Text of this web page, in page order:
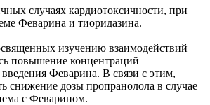
случаях кардиотоксичности, при
Феварина и тиоридазина.
изучению взаимодействий
повышение концентраций
Феварина. В связи с этим,
снижение дозы пропранолола в случае
с Феварином.